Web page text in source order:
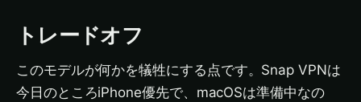
トレードオフ
このモデルが何かを犠牲にする点です。Snap VPNは
今日のところiPhone優先で、macOSは準備中なの